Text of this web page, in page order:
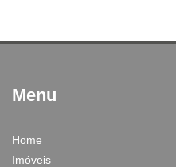
Menu
Home
Imóveis